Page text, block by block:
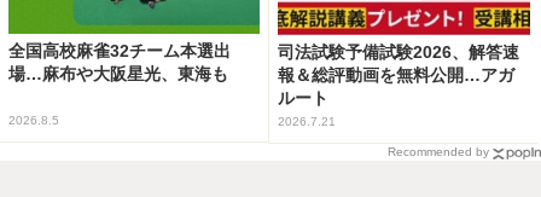
全国高校麻雀32チーム本選出
場…麻布や大阪星光、東海も
2026.8.5
司法試験予備試験2026、解答速
報＆総評動画を無料公開…アガ
ルート
2026.7.21
Recommended by